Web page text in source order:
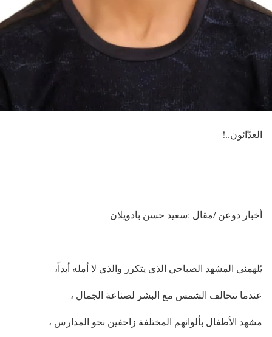
العدَّائون..!
أخبار دوعن /مقال :سعيد حسن بادويلان
يُلهمني المشهد الصباحي الذي يتكرر والذي لا أمله أبداً،
عندما تتحالف الشمس مع البشر لصناعة الجمال ،
مشهد الأطفال بألوانهم المختلفة زاحفين نحو المدارس ،